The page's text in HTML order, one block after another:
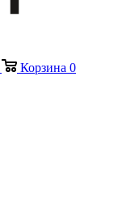
Корзина 0